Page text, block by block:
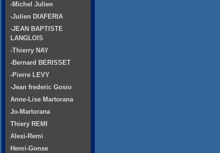
-Michel Julien
-Julien DIAFERIA
-JEAN BAPTISTE
LANGLOIS
-Thierry NAY
-Bernard BERISSET
-Pierre LEVY
-Jean frederic Gosio
Anne-Lise Martorana
Jo-Martorana
Thiery REMI
Alexi-Remi
Henri-Gonse